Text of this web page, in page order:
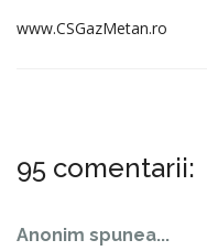
www.CSGazMetan.ro
95 comentarii:
Anonim spunea...